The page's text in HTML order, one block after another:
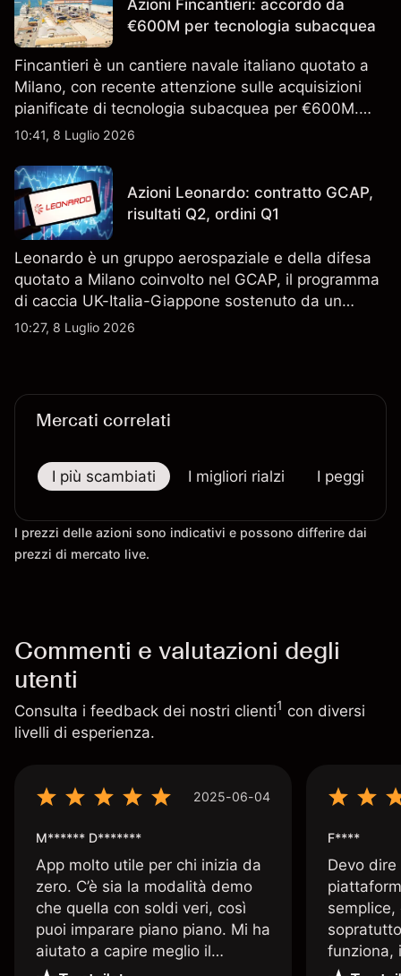
Azioni Fincantieri: accordo da
€600M per tecnologia subacquea
Fincantieri è un cantiere navale italiano quotato a
Milano, con recente attenzione sulle acquisizioni
pianificate di tecnologia subacquea per €600M.
Scopri i target di prezzo FCT di terze parti e l'analisi
indicatore affidabile dei risultati futuri.
10:41, 8 Luglio 2026
Azioni Leonardo: contratto GCAP,
risultati Q2, ordini Q1
Leonardo è un gruppo aerospaziale e della difesa
quotato a Milano coinvolto nel GCAP, il programma
di caccia UK-Italia-Giappone sostenuto da un
contratto da 4,6 miliardi di sterline. I risultati
10:27, 8 Luglio 2026
Mercati correlati
I più scambiati I migliori rialzi I peggiori
I prezzi delle azioni sono indicativi e possono differire dai
prezzi di mercato live.
Commenti e valutazioni degli
utenti
Consulta i feedback dei nostri clienti1 con diversi
livelli di esperienza.
2025-06-04
M****** D*******
App molto utile per chi inizia da
zero. C’è sia la modalità demo
che quella con soldi veri, così
puoi imparare piano piano. Mi ha
aiutato a capire meglio il
trading. La consiglio a chi parte
F****
Devo
funziona,
Davide e'